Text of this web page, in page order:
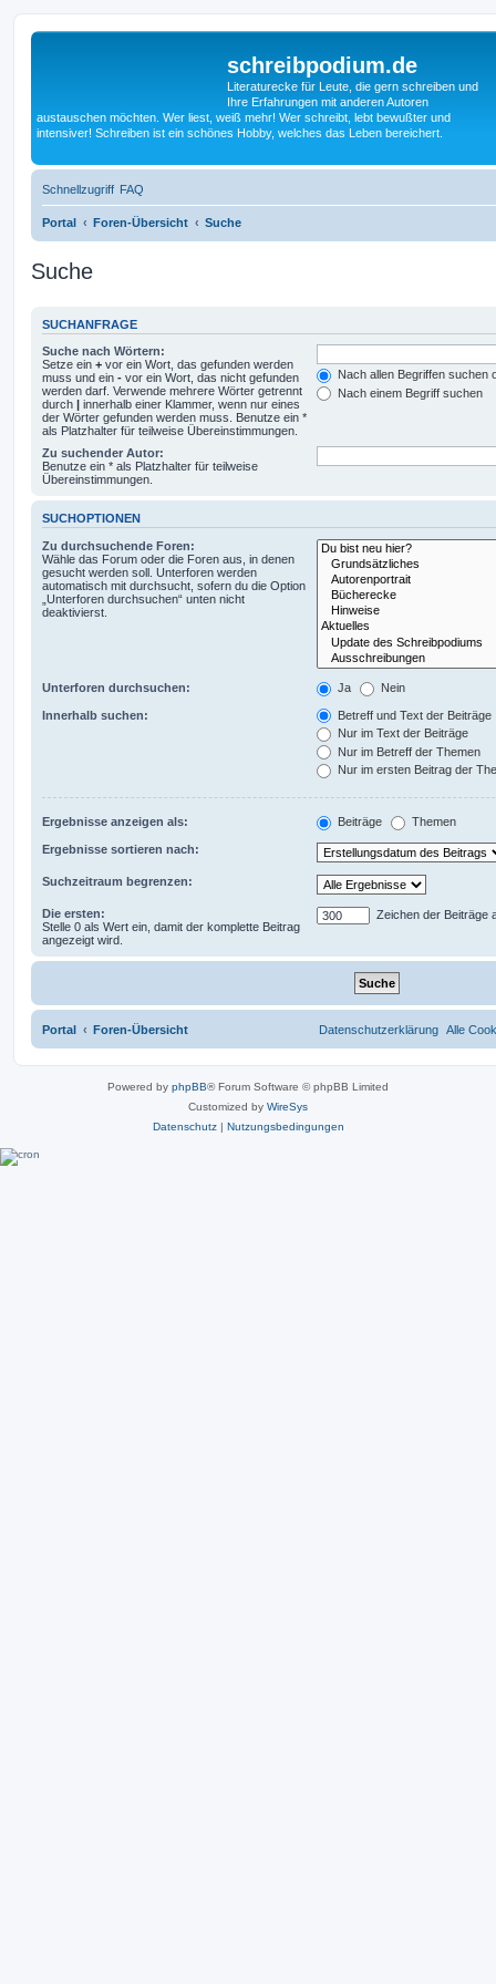
schreibpodium.de
Literaturecke für Leute, die gern schreiben und
Ihre Erfahrungen mit anderen Autoren
austauschen möchten. Wer liest, weiß mehr! Wer schreibt, lebt bewußter und
intensiver! Schreiben ist ein schönes Hobby, welches das Leben bereichert.
Schnellzugriff FAQ
Portal Foren-Übersicht Suche
Suche
SUCHANFRAGE
Suche nach Wörtern:
Setze ein + vor ein Wort, das gefunden werden
muss und ein - vor ein Wort, das nicht gefunden
werden darf. Verwende mehrere Wörter getrennt
durch | innerhalb einer Klammer, wenn nur eines
der Wörter gefunden werden muss. Benutze ein *
als Platzhalter für teilweise Übereinstimmungen.
Nach allen Begriffen suchen
Nach einem Begriff suchen
Zu suchender Autor:
Benutze ein * als Platzhalter für teilweise
Übereinstimmungen.
SUCHOPTIONEN
Zu durchsuchende Foren:
Wähle das Forum oder die Foren aus, in denen
gesucht werden soll. Unterforen werden
automatisch mit durchsucht, sofern du die Option
„Unterforen durchsuchen“ unten nicht
deaktivierst.
Unterforen durchsuchen: Ja Nein
Innerhalb suchen:
Betreff und Text der Beiträge
Nur im Text der Beiträge
Nur im Betreff der Themen
Nur im ersten Beitrag der
Ergebnisse anzeigen als: Beiträge Themen
Ergebnisse sortieren nach:
Suchzeitraum begrenzen:
Die ersten:
Stelle 0 als Wert ein, damit der komplette Beitrag
angezeigt wird.
Zeichen der Beiträge
Portal Foren-Übersicht Alle
Datenschutzerklärung
Powered by phpBB® Forum Software © phpBB Limited
Customized by WireSys
Datenschutz| Nutzungsbedingungen